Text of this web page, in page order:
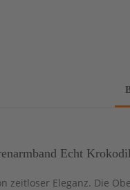
Echt
zeitloser Eleganz. Die